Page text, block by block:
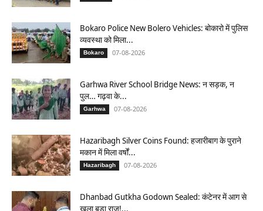
Bokaro Police New Bolero Vehicles: बोकारो में पुलिस
व्यवस्था को मिला...
Bokaro 07-08-2026
Garhwa River School Bridge News: न सड़क, न
पुल… गढ़वा के...
Garhwa 07-08-2026
Hazaribagh Silver Coins Found: हजारीबाग के पुराने
मकान में मिला वर्षों...
Hazaribagh 07-08-2026
Dhanbad Gutkha Godown Sealed: कंटेनर में आग से
खुला बड़ा राज!...